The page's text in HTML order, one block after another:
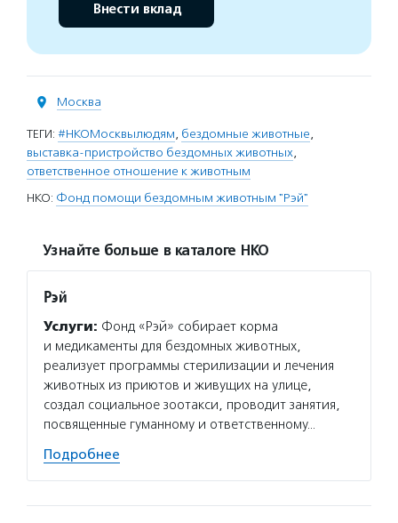
Внести вклад
Москва
ТЕГИ: #НКОМосквылюдям, бездомные животные,
выставка-пристройство бездомных животных,
ответственное отношение к животным
НКО: Фонд помощи бездомным животным "Рэй"
Узнайте больше в каталоге НКО
Рэй
Услуги: Фонд «Рэй» собирает корма
и медикаменты для бездомных животных,
реализует программы стерилизации и лечения
животных из приютов и живущих на улице,
создал социальное зоотакси, проводит занятия,
посвященные гуманному и ответственному…
Подробнее